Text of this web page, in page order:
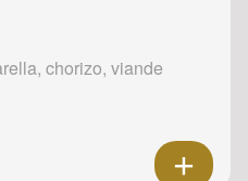
chorizo, viande